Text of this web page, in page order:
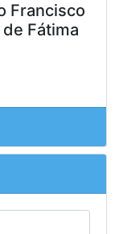
Francisco
Fátima